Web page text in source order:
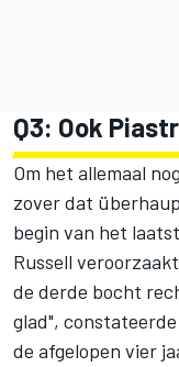
Q3: Ook
Om het allemaal
zover dat
begin van het
Russell
de derde bocht
glad",
de afgelopen vier